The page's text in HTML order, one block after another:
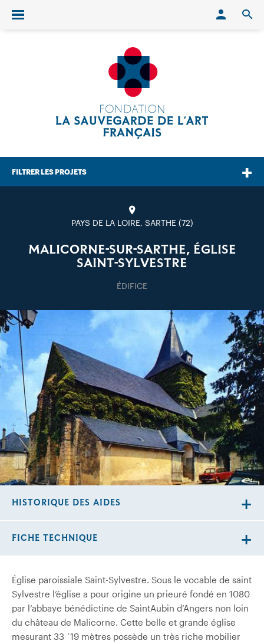
Ouvrir/fermer le menu
FILTRER LES PROJETS
PAYS DE LA LOIRE, SARTHE (72)
MALICORNE-SUR-SARTHE, ÉGLISE
SAINT-SYLVESTRE
ÉDIFICE
Église paroissiale Saint-Sylvestre. Sous le vocable de saint
Sylvestre l’église a pour origine un prieuré fondé en 1080
par l’abbaye bénédictine de Saint­Aubin d’Angers non loin
du château de Malicorne. Cette belle et grande église
mesurant 33 ´19 mètres possède un très riche mobilier
HISTORIQUE DES AIDES
FICHE TECHNIQUE